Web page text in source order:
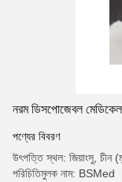
নরম ডিসপোজেবল
পণ্যের বিবরণ
উৎপত্তি স্থল: জিয়াংসু, চীন
পরিচিতিমুলক নাম: BSMed